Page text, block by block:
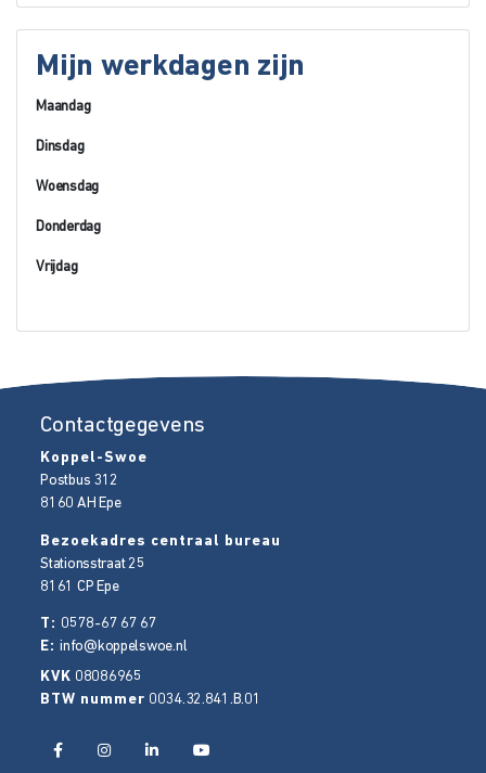
Mijn werkdagen zijn
Maandag
Dinsdag
Woensdag
Donderdag
Vrijdag
Contactgegevens
Koppel-Swoe
Postbus 312
8160 AH Epe
Bezoekadres centraal bureau
Stationsstraat 25
8161 CP Epe
T: 0578-67 67 67
E:info@koppelswoe.nl
KVK 08086965
BTW nummer 0034.32.841.B.01